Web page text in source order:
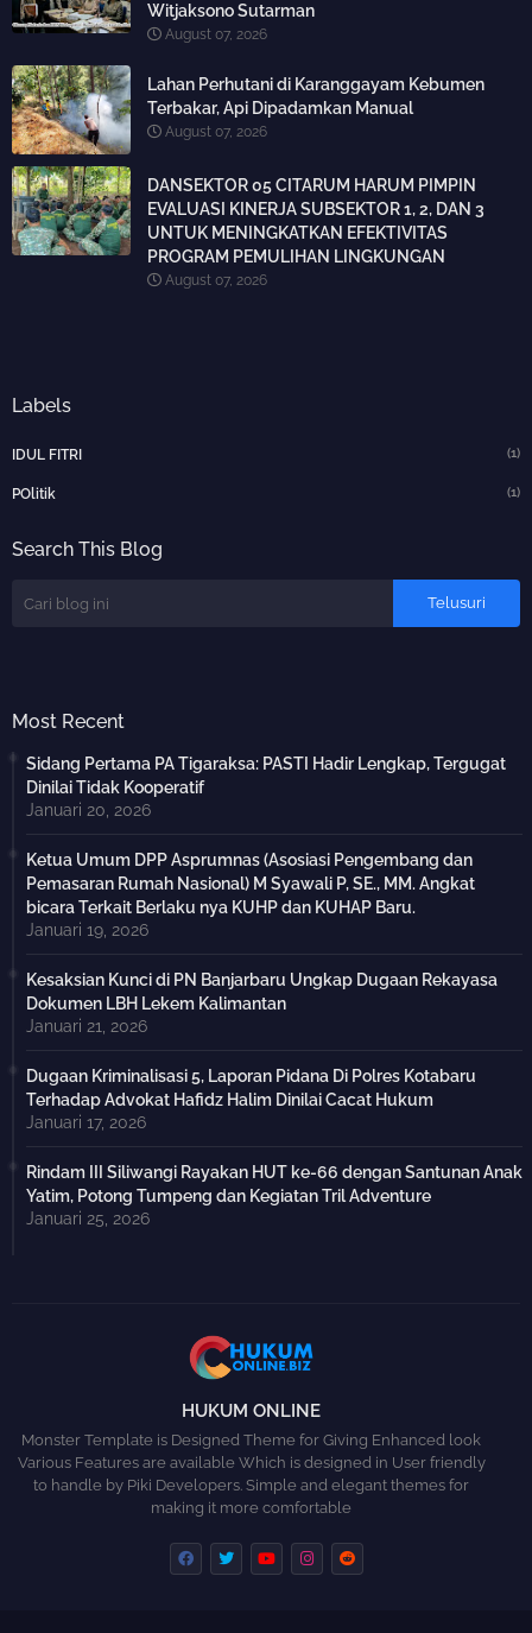
Witjaksono Sutarman
August 07, 2026
Lahan Perhutani di Karanggayam Kebumen
Terbakar, Api Dipadamkan Manual
August 07, 2026
DANSEKTOR 05 CITARUM HARUM PIMPIN
EVALUASI KINERJA SUBSEKTOR 1, 2, DAN 3
UNTUK MENINGKATKAN EFEKTIVITAS
PROGRAM PEMULIHAN LINGKUNGAN
August 07, 2026
Labels
IDUL FITRI (1)
POlitik (1)
Search This Blog
Most Recent
Sidang Pertama PA Tigaraksa: PASTI Hadir Lengkap, Tergugat
Dinilai Tidak Kooperatif
Januari 20, 2026
Ketua Umum DPP Asprumnas (Asosiasi Pengembang dan
Pemasaran Rumah Nasional) M Syawali P, SE., MM. Angkat
bicara Terkait Berlaku nya KUHP dan KUHAP Baru.
Januari 19, 2026
Kesaksian Kunci di PN Banjarbaru Ungkap Dugaan Rekayasa
Dokumen LBH Lekem Kalimantan
Januari 21, 2026
Dugaan Kriminalisasi 5, Laporan Pidana Di Polres Kotabaru
Terhadap Advokat Hafidz Halim Dinilai Cacat Hukum
Januari 17, 2026
Rindam III Siliwangi Rayakan HUT ke-66 dengan Santunan Anak
Yatim, Potong Tumpeng dan Kegiatan Tril Adventure
Januari 25, 2026
HUKUM ONLINE
Monster Template is Designed Theme for Giving Enhanced look
Various Features are available Which is designed in User friendly
to handle by Piki Developers. Simple and elegant themes for
making it more comfortable